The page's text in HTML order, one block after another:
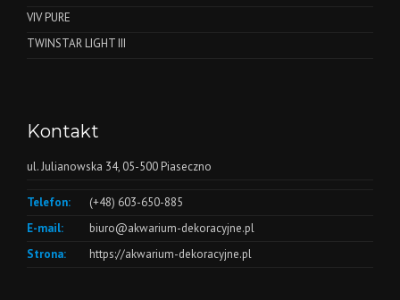
VIV PURE
TWINSTAR LIGHT III
Kontakt
ul. Julianowska 34, 05-500 Piaseczno
Telefon:
(+48) 603-650-885
E-mail:
biuro@akwarium-dekoracyjne.pl
Strona:
https://akwarium-dekoracyjne.pl